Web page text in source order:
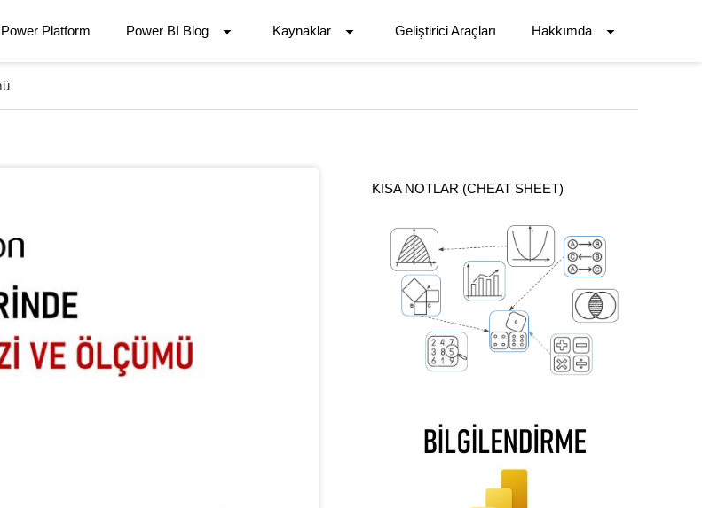
Power Platform Power BI Blog Kaynaklar Geliştirici Araçları Hakkımda
KISA NOTLAR (CHEAT SHEET)